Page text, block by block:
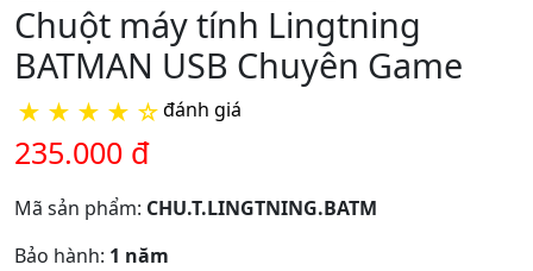
Chuột máy tính Lingtning
BATMAN USB Chuyên Game
★ ★ ★ ★ ☆đánh giá
235.000 đ
Mã sản phẩm: CHU.T.LINGTNING.BATM
Bảo hành: 1 năm